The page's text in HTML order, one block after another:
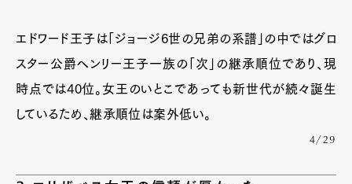
エドワード王子は「ジョージ6世の兄弟の系譜」の中ではグロ
スター公爵ヘンリー王子一族の「次」の継承順位であり、現
時点では40位。女王のいとこであっても新世代が続々誕生
しているため、継承順位は案外低い。
4/29